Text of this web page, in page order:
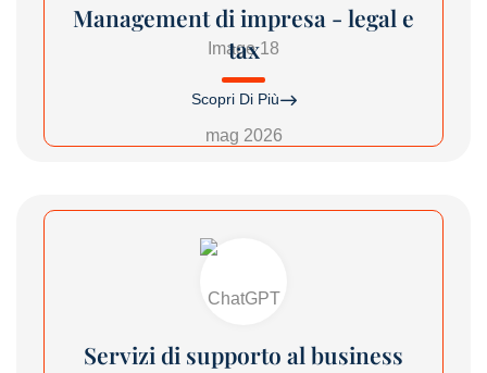
Management di impresa - legal e
tax
Scopri Di Più
Servizi di supporto al business